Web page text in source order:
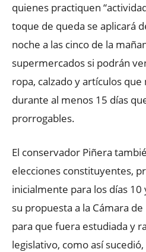
quienes practiquen
toque de queda se aplicará
noche a las cinco de la
supermercados si podrán
ropa, calzado y artículos que
durante al menos 15 días
prorrogables.
El conservador Piñera
elecciones constituyentes,
inicialmente para los días
su propuesta a la Cámara
para que fuera estudiada y
legislativo, como así